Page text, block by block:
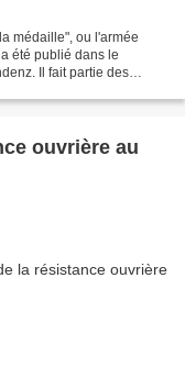
médaille", ou l'armée
été publié dans le
Il fait partie des
ouvrière au